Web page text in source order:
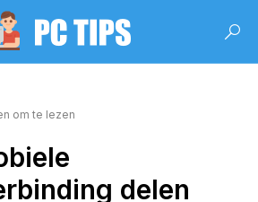
om te lezen
delen